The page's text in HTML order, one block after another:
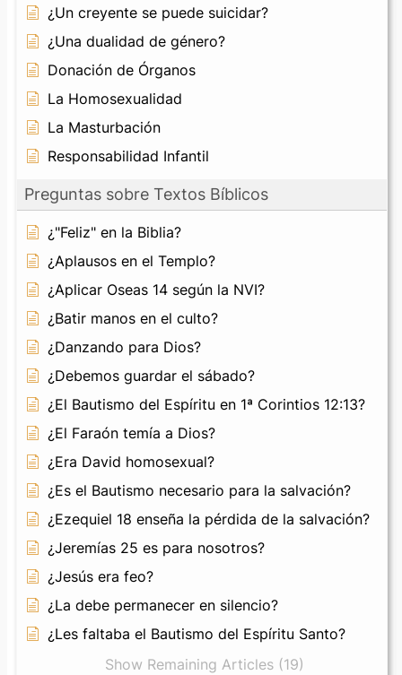
¿Un creyente se puede suicidar?
¿Una dualidad de género?
Donación de Órganos
La Homosexualidad
La Masturbación
Responsabilidad Infantil
Preguntas sobre Textos Bíblicos
¿"Feliz" en la Biblia?
¿Aplausos en el Templo?
¿Aplicar Oseas 14 según la NVI?
¿Batir manos en el culto?
¿Danzando para Dios?
¿Debemos guardar el sábado?
¿El Bautismo del Espíritu en 1ª Corintios 12:13?
¿El Faraón temía a Dios?
¿Era David homosexual?
¿Es el Bautismo necesario para la salvación?
¿Ezequiel 18 enseña la pérdida de la salvación?
¿Jeremías 25 es para nosotros?
¿Jesús era feo?
¿La debe permanecer en silencio?
¿Les faltaba el Bautismo del Espíritu Santo?
Show Remaining Articles (19)